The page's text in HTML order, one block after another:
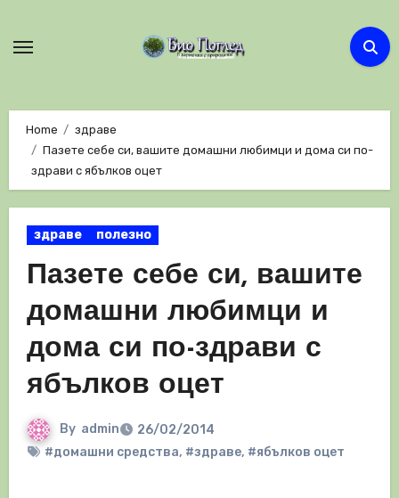
Home
здраве
Пазете себе си, вашите домашни любимци и дома си по-
здрави с ябълков оцет
здраве полезно
Пазете себе си, вашите
домашни любимци и
дома си по-здрави с
ябълков оцет
By admin
26/02/2014
#домашни средства, #здраве, #ябълков оцет